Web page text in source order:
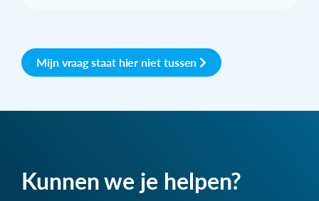
Mijn vraag staat hier niet tussen
Kunnen we je helpen?